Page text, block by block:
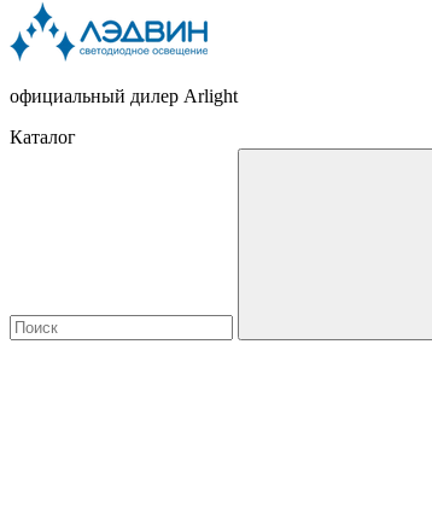
официальный дилер Arlight
Каталог